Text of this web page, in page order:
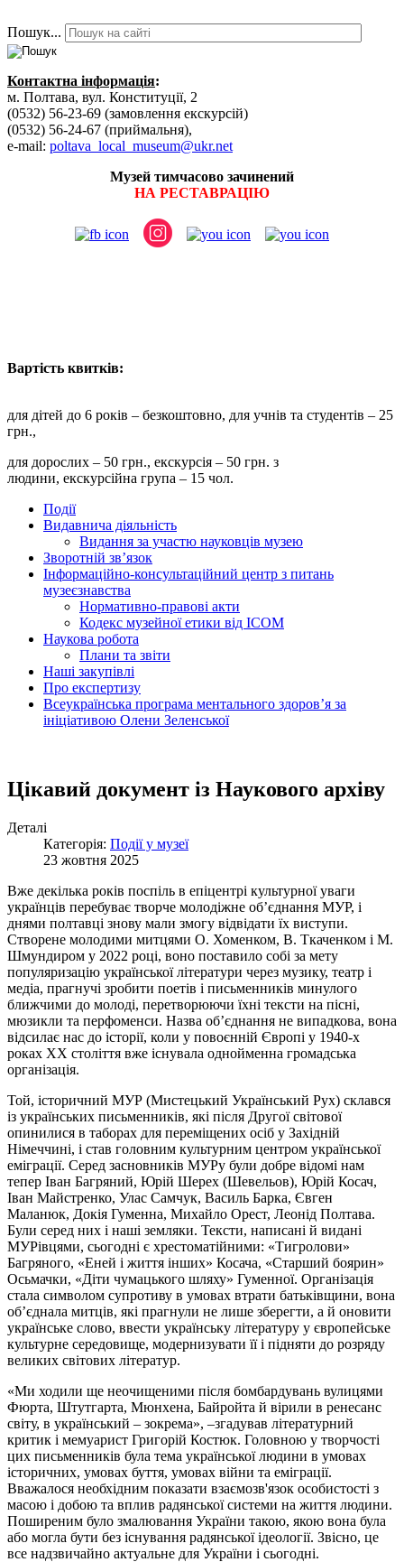
Пошук...
Контактна інформація:
м. Полтава, вул. Конституції, 2
(0532) 56-23-69 (замовлення екскурсій)
(0532) 56-24-67 (приймальня),
e-mail: poltava_local_museum@ukr.net
Музей тимчасово зачинений
НА РЕСТАВРАЦІЮ
Вартість квитків:
для дітей до 6 років – безкоштовно, для учнів та студентів – 25
грн.,
для дорослих – 50 грн., екскурсія – 50 грн. з
людини, екскурсійна група – 15 чол.
Події
Видавнича діяльність
Видання за участю науковців музею
Зворотній зв’язок
Інформаційно-консультаційний центр з питань
музеєзнавства
Нормативно-правові акти
Кодекс музейної етики від ІСОМ
Наукова робота
Плани та звіти
Наші закупівлі
Про експертизу
Всеукраїнська програма ментального здоров’я за
ініціативою Олени Зеленської
Цікавий документ із Наукового архіву
Деталі
Категорія: Події у музеї
23 жовтня 2025
Вже декілька років поспіль в епіцентрі культурної уваги
українців перебуває творче молодіжне об’єднання МУР, і
днями полтавці знову мали змогу відвідати їх виступи.
Створене молодими митцями О. Хоменком, В. Ткаченком і М.
Шмундиром у 2022 році, воно поставило собі за мету
популяризацію української літератури через музику, театр і
медіа, прагнучі зробити поетів і письменників минулого
ближчими до молоді, перетворюючи їхні тексти на пісні,
мюзикли та перфоменси. Назва об’єднання не випадкова, вона
відсилає нас до історії, коли у повоєнній Європі у 1940-х
роках ХХ століття вже існувала однойменна громадська
організація.
Той, історичний МУР (Мистецький Український Рух) склався
із українських письменників, які після Другої світової
опинилися в таборах для переміщених осіб у Західній
Німеччині, і став головним культурним центром української
еміграції. Серед засновників МУРу були добре відомі нам
тепер Іван Багряний, Юрій Шерех (Шевельов), Юрій Косач,
Іван Майстренко, Улас Самчук, Василь Барка, Євген
Маланюк, Докія Гуменна, Михайло Орест, Леонід Полтава.
Були серед них і наші земляки. Тексти, написані й видані
МУРівцями, сьогодні є хрестоматійними: «Тигролови»
Багряного, «Еней і життя інших» Косача, «Старший боярин»
Осьмачки, «Діти чумацького шляху» Гуменної. Організація
стала символом супротиву в умовах втрати батьківщини, вона
об’єднала митців, які прагнули не лише зберегти, а й оновити
українське слово, ввести українську літературу у європейське
культурне середовище, модернизувати її і підняти до розряду
великих світових літератур.
«Ми ходили ще неочищеними після бомбардувань вулицями
Фюрта, Штутгарта, Мюнхена, Байройта й вірили в ренесанс
світу, в український – зокрема», –згадував літературний
критик і мемуарист Григорій Костюк. Головною у творчості
цих письменників була тема української людини в умовах
історичних, умовах буття, умовах війни та еміграції.
Вважалося необхідним показати взаємозв'язок особистості з
масою і добою та вплив радянської системи на життя людини.
Поширеним було змалювання України такою, якою вона була
або могла бути без існування радянської ідеології. Звісно, це
все надзвичайно актуальне для України і сьогодні.